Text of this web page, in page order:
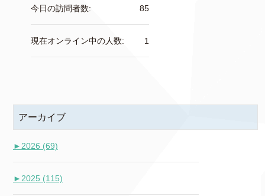
85
今日の訪問者数:
1
現在オンライン中の人数:
アーカイブ
►2026 (69)
►2025 (115)